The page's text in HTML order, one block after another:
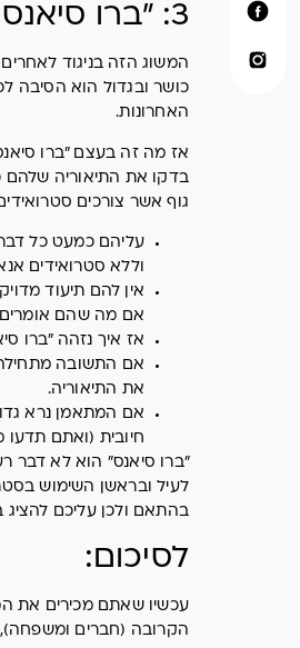
3: "ברו סיאנס – bro science"
המשוג הזה בניגוד
כושר ובגדול הוא הסיבה
האחרונות.
אז מה זה בעצם "ברו
בדקו את התיאוריה שלהם
גוף אשר צורכים
וללא סטרואידים
אין להם תיעוד
אם מה שהם
אז איך נזהה "ברו
אם התשובה מתחילה
את התיאוריה.
אם המתאמן נרא
חיובית (ואתם
"ברו סיאנס" הוא לא דבר
לעיל ובראשן השימוש
בהתאם ולכן עליכם להציג
לסיכום:
עכשיו שאתם מכירים את
הקרובה (חברים